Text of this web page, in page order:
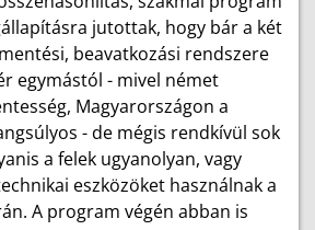
jutottak, hogy bár a két
beavatkozási rendszere
egymástól - mivel német
Magyarországon a
- de mégis rendkívül sok
a felek ugyanolyan, vagy
eszközöket használnak a
A program végén abban is